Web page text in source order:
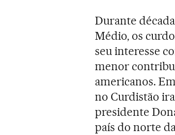
Durante
Médio, os
seu interesse
menor
americanos.
no Curdistão
presidente
país do norte